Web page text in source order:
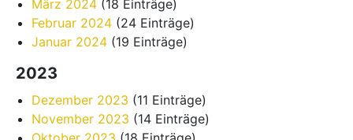
März 2024 (18 Einträge)
Februar 2024 (24 Einträge)
Januar 2024 (19 Einträge)
2023
Dezember 2023 (11 Einträge)
November 2023 (14 Einträge)